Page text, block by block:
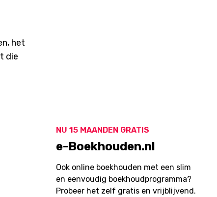
het
die
NU 15 MAANDEN GRATIS
e-Boekhouden.nl
Ook online boekhouden met een slim
en eenvoudig boekhoudprogramma?
Probeer het zelf gratis en vrijblijvend.